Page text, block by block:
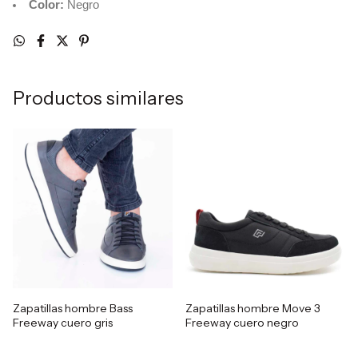
Color: Negro
Productos similares
Zapatillas hombre Bass
Freeway cuero gris
Zapatillas hombre Move 3
Freeway cuero negro